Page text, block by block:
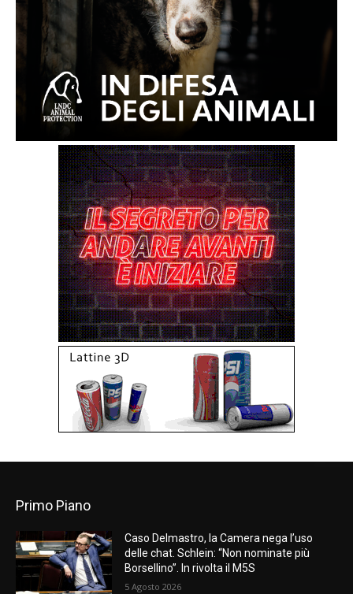
Primo Piano
Caso Delmastro, la Camera nega l’uso
delle chat. Schlein: “Non nominate più
Borsellino”. In rivolta il M5S
5 Agosto 2026